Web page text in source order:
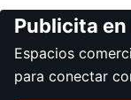
Publicita en
Espacios
para conectar